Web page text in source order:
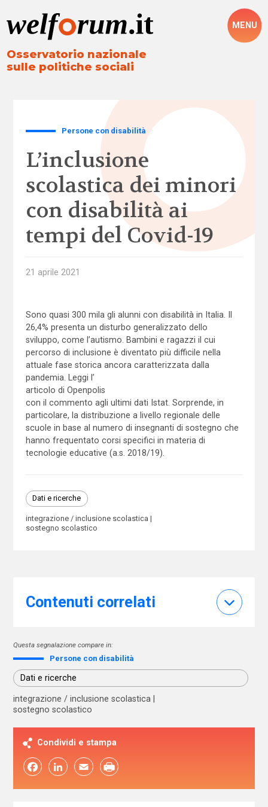
Osservatorio nazionale
sulle politiche sociali
MENU
Persone con disabilità
L’inclusione
scolastica dei minori
con disabilità ai
tempi del Covid-19
21 aprile 2021
Sono quasi 300 mila gli alunni con disabilità in Italia. Il
26,4% presenta un disturbo generalizzato dello
sviluppo, come l’autismo. Bambini e ragazzi il cui
percorso di inclusione è diventato più difficile nella
attuale fase storica ancora caratterizzata dalla
pandemia. Leggi l’
articolo di Openpolis
con il commento agli ultimi dati Istat. Sorprende, in
particolare, la distribuzione a livello regionale delle
scuole in base al numero di insegnanti di sostegno che
hanno frequentato corsi specifici in materia di
tecnologie educative (a.s. 2018/19).
Dati e ricerche
integrazione / inclusione scolastica
sostegno scolastico
Contenuti correlati
Questa segnalazione compare in:
Persone con disabilità
Dati e ricerche
integrazione / inclusione scolastica
sostegno scolastico
Condividi e stampa
FacebookLinkedIn Email